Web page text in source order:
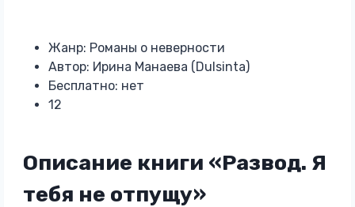
Жанр: Романы о неверности
Автор: Ирина Манаева (Dulsinta)
Бесплатно: нет
12
Описание книги «Развод. Я
тебя не отпущу»